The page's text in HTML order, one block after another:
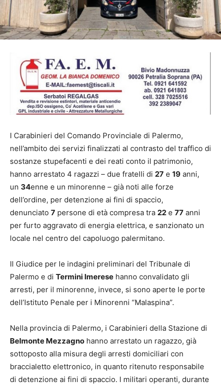
I Carabinieri del Comando Provinciale di Palermo,
nell’ambito dei servizi finalizzati al contrasto del traffico di
sostanze stupefacenti e dei reati conto il patrimonio,
hanno arrestato 4 ragazzi – due fratelli di 27 e 19 anni,
un 34enne e un minorenne – già noti alle forze
dell’ordine, per detenzione ai fini di spaccio,
denunciato 7 persone di età compresa tra 22 e 77 anni
per furto aggravato di energia elettrica, e sanzionato un
locale nel centro del capoluogo palermitano.
Il Giudice per le indagini preliminari del Tribunale di
Palermo e di Termini Imerese hanno convalidato gli
arresti, per il minorenne, invece, si sono aperte le porte
dell’Istituto Penale per i Minorenni “Malaspina”.
Nella provincia di Palermo, i Carabinieri della Stazione di
Belmonte Mezzagno hanno arrestato un ragazzo, già
sottoposto alla misura degli arresti domiciliari con
braccialetto elettronico, in quanto ritenuto responsabile
di detenzione ai fini di spaccio. I militari operanti, durante